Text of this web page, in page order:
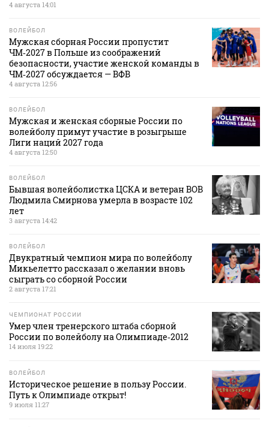
4 августа 14:01
ВОЛЕЙБОЛ
Мужская сборная России пропустит
ЧМ‑2027 в Польше из соображений
безопасности, участие женской команды в
ЧМ‑2027 обсуждается — ВФВ
4 августа 12:56
ВОЛЕЙБОЛ
Мужская и женская сборные России по
волейболу примут участие в розыгрыше
Лиги наций 2027 года
4 августа 12:50
ВОЛЕЙБОЛ
Бывшая волейболистка ЦСКА и ветеран ВОВ
Людмила Смирнова умерла в возрасте 102
лет
3 августа 14:42
ВОЛЕЙБОЛ
Двукратный чемпион мира по волейболу
Микьелетто рассказал о желании вновь
сыграть со сборной России
2 августа 17:21
ЧЕМПИОНАТ РОССИИ
Умер член тренерского штаба сборной
России по волейболу на Олимпиаде‑2012
14 июля 19:22
ВОЛЕЙБОЛ
Историческое решение в пользу России.
Путь к Олимпиаде открыт!
9 июля 11:27